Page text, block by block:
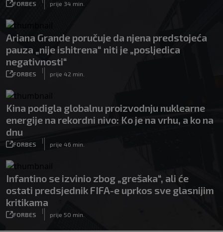
FORBES prije 34 min.
Ariana Grande poručuje da njena predstojeća
pauza „nije ishitrena“ niti je „posljedica
negativnosti“
FORBES
|
prije 42 min.
Kina podigla globalnu proizvodnju nuklearne
energije na rekordni nivo: Ko je na vrhu, a ko na
dnu
FORBES
|
prije 46 min.
Infantino se izvinio zbog „grešaka“, ali će
ostati predsjednik FIFA-e uprkos sve glasnijim
kritikama
FORBES
|
prije 50 min.